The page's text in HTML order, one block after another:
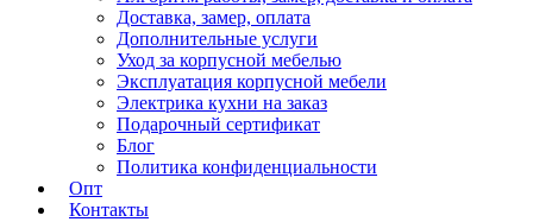
Доставка, замер, оплата
Дополнительные услуги
Уход за корпусной мебелью
Эксплуатация корпусной мебели
Электрика кухни на заказ
Подарочный сертификат
Блог
Политика конфиденциальности
Опт
Контакты